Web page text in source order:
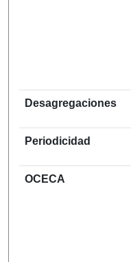
Desagregaciones
Periodicidad
OCECA